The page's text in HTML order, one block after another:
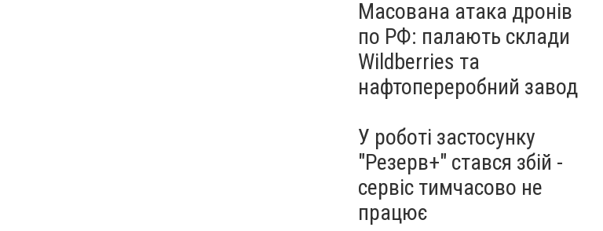
Масована атака дронів
по РФ: палають склади
Wildberries та
нафтопереробний завод
У роботі застосунку
"Резерв+" стався збій -
сервіс тимчасово не
працює